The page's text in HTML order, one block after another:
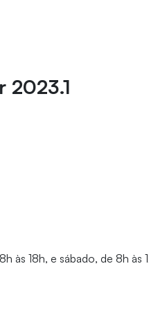
2023.1
às 18h, e sábado, de 8h às